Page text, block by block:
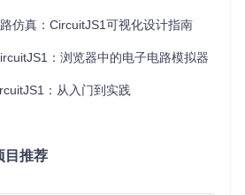
LC滤波电路，通过AC电压源模拟电网
如何定位问题？通过注入噪声信号进
性曲线，可快速识别自激振荡的频率
接电路即可完成。
仿真：CircuitJS1可视化设计指南
：浏览器中的电子电路模拟器
：从入门到实践
目推荐